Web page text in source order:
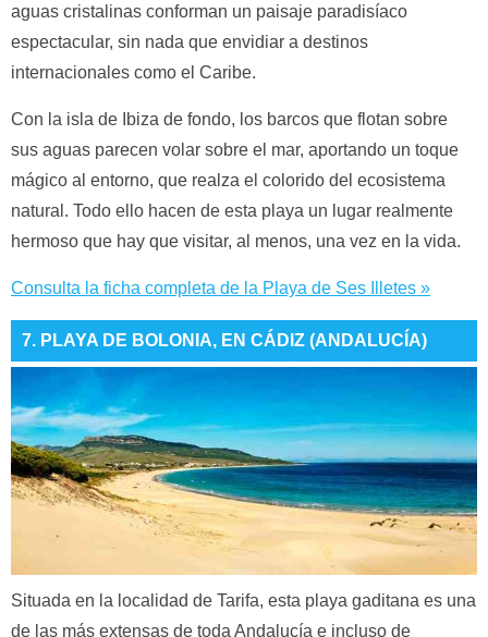
aguas cristalinas conforman un paisaje paradisíaco
espectacular, sin nada que envidiar a destinos
internacionales como el Caribe.
Con la isla de Ibiza de fondo, los barcos que flotan sobre
sus aguas parecen volar sobre el mar, aportando un toque
mágico al entorno, que realza el colorido del ecosistema
natural. Todo ello hacen de esta playa un lugar realmente
hermoso que hay que visitar, al menos, una vez en la vida.
Consulta la ficha completa de la Playa de Ses Illetes »
7. PLAYA DE BOLONIA, EN CÁDIZ (ANDALUCÍA)
Situada en la localidad de Tarifa, esta playa gaditana es una
de las más extensas de toda Andalucía e incluso de